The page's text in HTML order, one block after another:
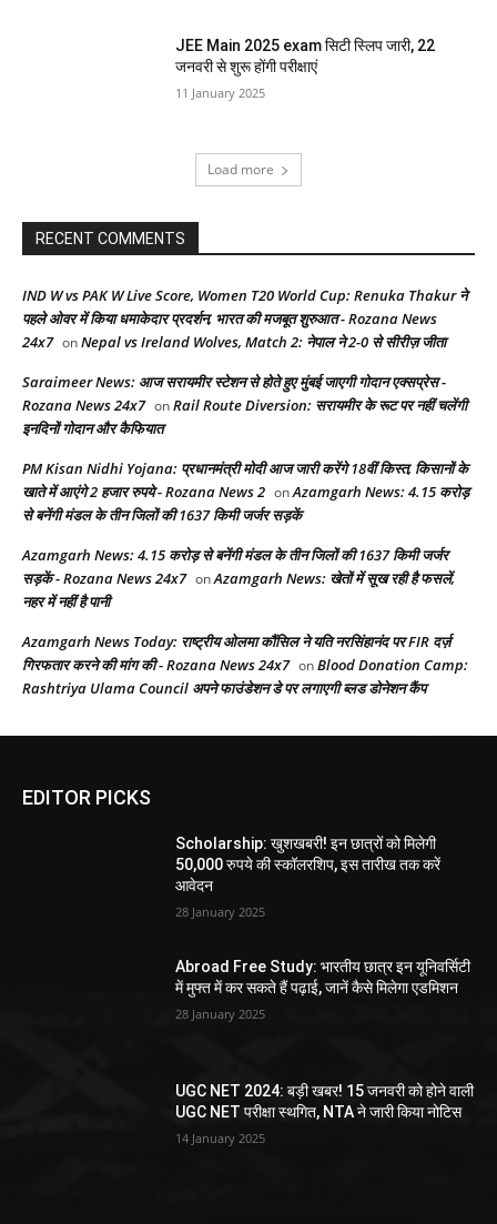
JEE Main 2025 exam सिटी स्लिप जारी, 22
जनवरी से शुरू होंगी परीक्षाएं
11 January 2025
Load more
RECENT COMMENTS
IND W vs PAK W Live Score, Women T20 World Cup: Renuka Thakur ने
पहले ओवर में किया धमाकेदार प्रदर्शन, भारत की मजबूत शुरुआत - Rozana News
24x7 onNepal vs Ireland Wolves, Match 2: नेपाल ने 2-0 से सीरीज़ जीता
Saraimeer News: आज सरायमीर स्टेशन से होते हुए मुंबई जाएगी गोदान एक्सप्रेस -
Rozana News 24x7 onRail Route Diversion: सरायमीर के रूट पर नहीं चलेंगी
इनदिनों गोदान और कैफियात
PM Kisan Nidhi Yojana: प्रधानमंत्री मोदी आज जारी करेंगे 18वीं किस्त, किसानों के
खाते में आएंगे 2 हजार रुपये - Rozana News 2 onAzamgarh News: 4.15 करोड़
से बनेंगी मंडल के तीन जिलों की 1637 किमी जर्जर सड़कें
Azamgarh News: 4.15 करोड़ से बनेंगी मंडल के तीन जिलों की 1637 किमी जर्जर
सड़कें - Rozana News 24x7 onAzamgarh News: खेतों में सूख रही है फसलें,
नहर में नहीं है पानी
Azamgarh News Today: राष्ट्रीय ओलमा कौंसिल ने यति नरसिंहानंद पर FIR दर्ज़
गिरफतार करने की मांग की - Rozana News 24x7 onBlood Donation Camp:
Rashtriya Ulama Council अपने फाउंडेशन डे पर लगाएगी ब्लड डोनेशन कैंप
EDITOR PICKS
Scholarship: खुशखबरी! इन छात्रों को मिलेगी
50,000 रुपये की स्कॉलरशिप, इस तारीख तक करें
आवेदन
28 January 2025
Abroad Free Study: भारतीय छात्र इन यूनिवर्सिटी
में मुफ्त में कर सकते हैं पढ़ाई, जानें कैसे मिलेगा एडमिशन
28 January 2025
UGC NET 2024: बड़ी खबर! 15 जनवरी को होने वाली
UGC NET परीक्षा स्थगित, NTA ने जारी किया नोटिस
14 January 2025